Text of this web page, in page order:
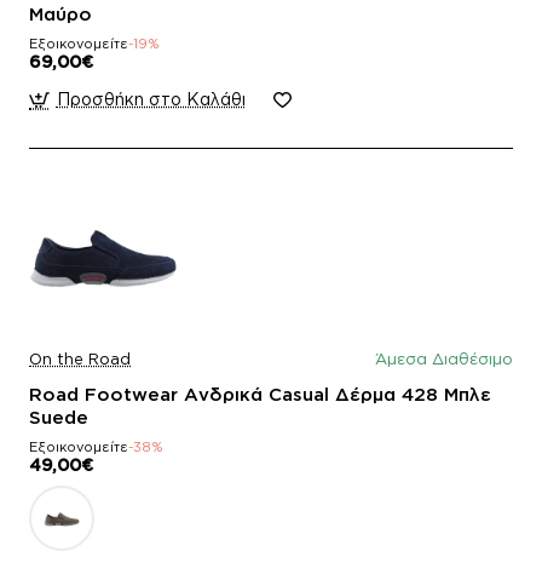
Μαύρο
Εξοικονομείτε-19%
69,00€
Προσθήκη στο Καλάθι
On the Road Άμεσα Διαθέσιμο
Road Footwear Ανδρικά Casual Δέρμα 428 Μπλε
Suede
Εξοικονομείτε-38%
49,00€